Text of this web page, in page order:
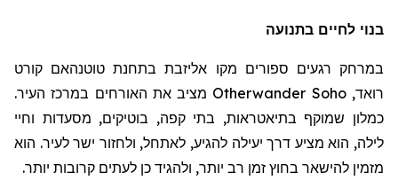
בנוי לחיים בתנועה
במרחק רגעים ספורים מקו אליזבת בתחנת טוטנהאם קורט
רואד,
Otherwander Soho מציב את האורחים במרכז העיר.
כמלון שמוקף בתיאטראות, בתי קפה, בוטיקים, מסעדות וחיי
לילה, הוא מציע דרך יעילה להגיע, לאתחל, ולחזור ישר לעיר. הוא
מזמין להישאר בחוץ זמן רב יותר, ולהגיד כן לעתים קרובות יותר.